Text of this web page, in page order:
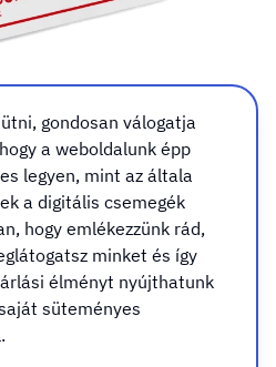
segélyhívó
gondosan válogatja
a weboldalunk épp
legyen, mint az általa
a digitális csemegék
hogy emlékezzünk rád,
minket és így
élményt nyújthatunk
süteményes